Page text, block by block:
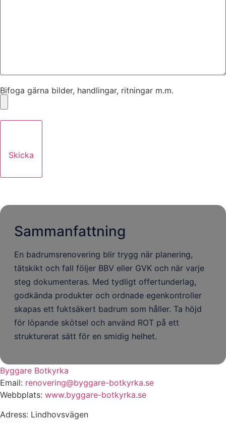
Bifoga gärna bilder, handlingar, ritningar m.m.
Skicka
Sammanfattning
En badrumsrenovering blir trygg när planering,
tätskikt och fall följer BBV eller GVK och när varje
steg dokumenteras. Med tydligt offertunderlag,
godkända produkter och ordnade egenkontroller
skapas ett fuktsäkert badrum som håller. Ta höjd
för löpande skötsel och använd ROT på ett
strukturerat sätt för en smidig helhet.
Byggare Botkyrka
Email: renovering@byggare-botkyrka.se
Webbplats: www.byggare-botkyrka.se
Adress: Lindhovsvägen